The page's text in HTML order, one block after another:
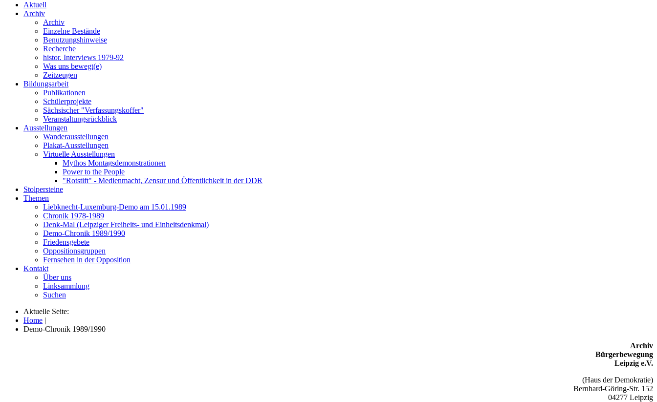
Aktuell
Archiv
Archiv
Einzelne Bestände
Benutzungshinweise
Recherche
histor. Interviews 1979-92
Was uns bewegt(e)
Zeitzeugen
Bildungsarbeit
Publikationen
Schülerprojekte
Sächsischer "Verfassungskoffer"
Veranstaltungsrückblick
Ausstellungen
Wanderausstellungen
Plakat-Ausstellungen
Virtuelle Ausstellungen
Mythos Montagsdemonstrationen
Power to the People
"Rotstift" - Medienmacht, Zensur und Öffentlichkeit in der DDR
Stolpersteine
Themen
Liebknecht-Luxemburg-Demo am 15.01.1989
Chronik 1978-1989
Denk-Mal (Leipziger Freiheits- und Einheitsdenkmal)
Demo-Chronik 1989/1990
Friedensgebete
Oppositionsgruppen
Fernsehen in der Opposition
Kontakt
Über uns
Linksammlung
Suchen
Aktuelle Seite:
Home |
Demo-Chronik 1989/1990
Archiv
Bürgerbewegung
Leipzig e.V.
(Haus der Demokratie)
Bernhard-Göring-Str. 152
04277 Leipzig